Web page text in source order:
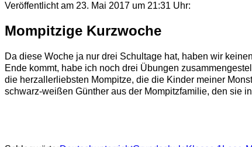
Veröffentlicht am 23. Mai 2017 um 21:31 Uhr:
Mompitzige Kurzwoche
Da diese Woche ja nur drei Schultage hat, haben wir
Ende kommt, habe ich noch drei Übungen
die herzallerliebsten Mompitze, die die Kinder meiner
schwarz-weißen Günther aus der Mompitzfamilie, den sie